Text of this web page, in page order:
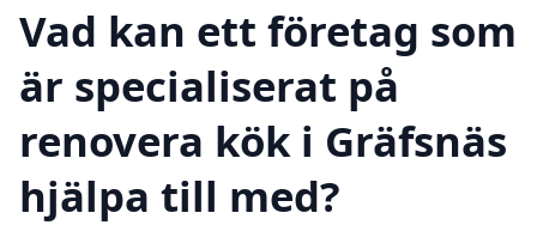
Vad kan ett företag som
är specialiserat på
renovera kök i Gräfsnäs
hjälpa till med?